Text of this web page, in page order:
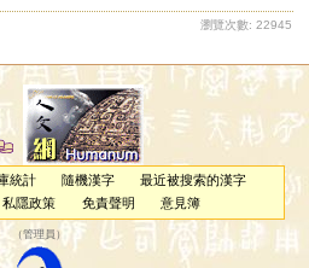
瀏覽次數: 22945
統計 隨機漢字
最近被搜索的漢字
私隱政策 免責聲明 意見簿
（管理員 ）